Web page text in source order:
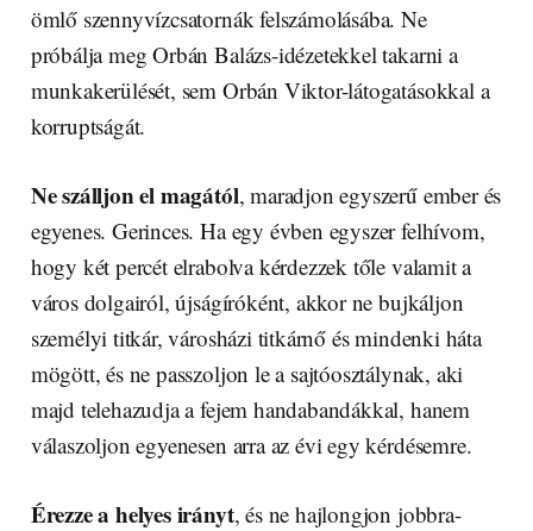
ömlő szennyvízcsatornák felszámolásába. Ne
próbálja meg Orbán Balázs-idézetekkel takarni a
munkakerülését, sem Orbán Viktor-látogatásokkal a
korruptságát.
Ne szálljon el magától, maradjon egyszerű ember és
egyenes. Gerinces. Ha egy évben egyszer felhívom,
hogy két percét elrabolva kérdezzek tőle valamit a
város dolgairól, újságíróként, akkor ne bujkáljon
személyi titkár, városházi titkárnő és mindenki háta
mögött, és ne passzoljon le a sajtóosztálynak, aki
majd telehazudja a fejem handabandákkal, hanem
válaszoljon egyenesen arra az évi egy kérdésemre.
Érezze a helyes irányt, és ne hajlongjon jobbra-